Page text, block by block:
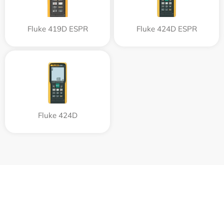
Fluke 419D ESPR Fluke 424D ESPR
Fluke 424D